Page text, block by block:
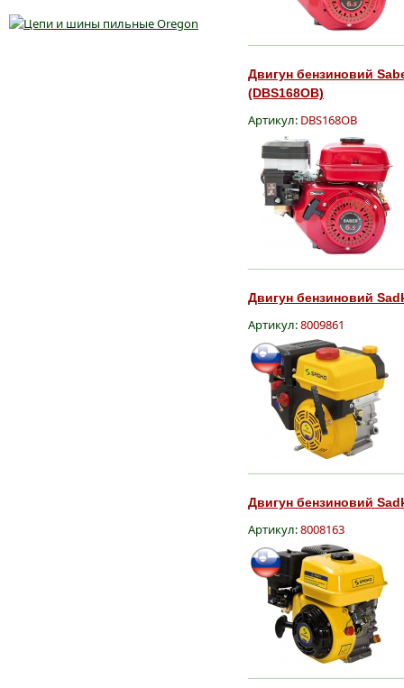
Двигун бензиновий
(DBS168OB)
Артикул: DBS168OB
Двигун бензиновий
Артикул:8009861
Двигун бензиновий
Артикул:8008163